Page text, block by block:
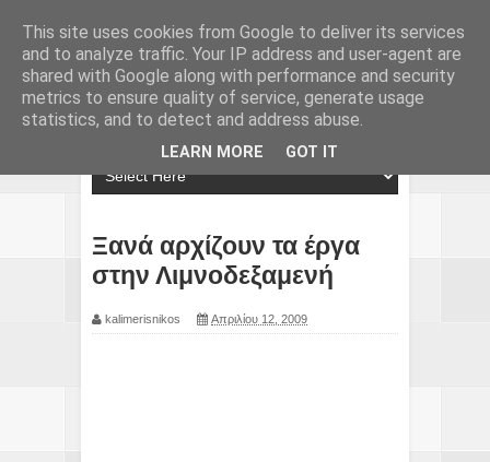
Ξανά αρχίζουν τα έργα
στην Λιμνοδεξαμενή
kalimerisnikos Απριλίου 12, 2009
This site uses cookies from Google to deliver its services
and to analyze traffic. Your IP address and user-agent are
shared with Google along with performance and security
metrics to ensure quality of service, generate usage
statistics, and to detect and address abuse.
LEARN MORE GOT IT